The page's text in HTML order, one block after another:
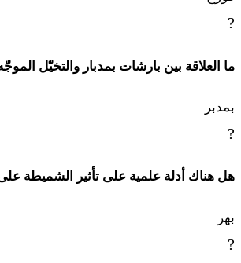
?
ما العلاقة بين بارشات بمدبار والتخيّل
بمدبر
?
هل هناك أدلة علمية على تأثير الشميطة على
بهر
?